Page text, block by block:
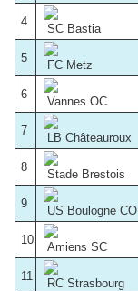
4
SC Bastia
5
FC Metz
6
Vannes OC
7
LB Châteauroux
8
Stade Brestois
9
US Boulogne CO
10
Amiens SC
11
RC Strasbourg